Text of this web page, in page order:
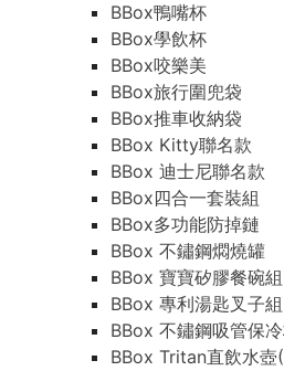
BBox鴨嘴杯
BBox學飲杯
BBox咬樂美
BBox旅行圍兜袋
BBox推車收納袋
BBox Kitty聯名款
BBox 迪士尼聯名款
BBox四合一套裝組
BBox多功能防掉鏈
BBox 不鏽鋼燜燒罐
BBox 寶寶矽膠餐碗組
BBox 專利湯匙叉子組
BBox 不鏽鋼吸管保
BBox Tritan直飲水